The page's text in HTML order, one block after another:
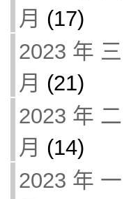
月 (17)
2023 年 三
月 (21)
2023 年 二
月 (14)
2023 年 一